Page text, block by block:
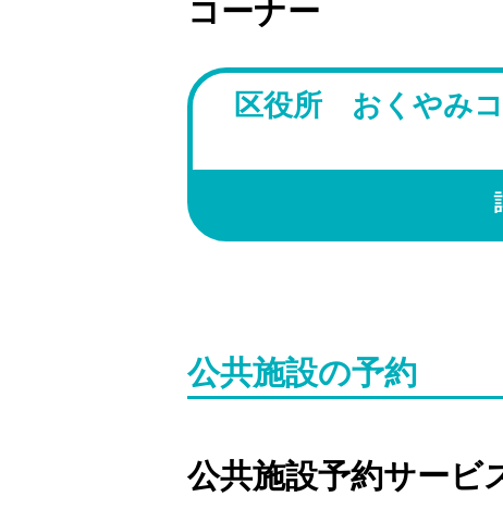
コーナー
区役所 おくやみ
公共施設の予約
公共施設予約サービ